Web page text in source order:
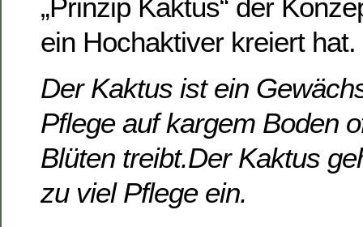
„Prinzip Kaktus“ der
ein Hochaktiver kreiert hat.
Der Kaktus ist ein
Pflege auf kargem Boden
Blüten treibt.Der Kaktus
zu viel Pflege ein.